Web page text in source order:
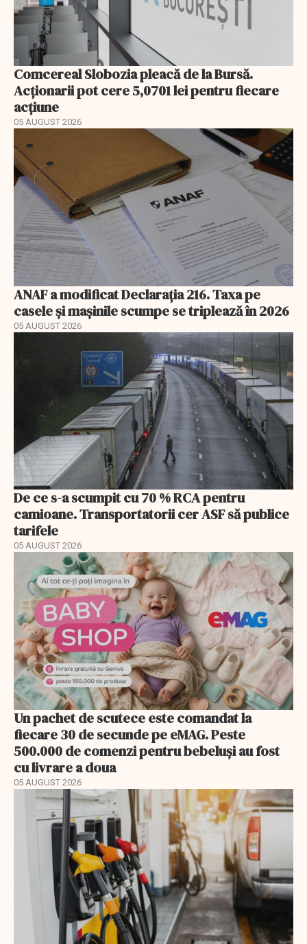
Comcereal Slobozia pleacă de la Bursă.
Acționarii pot cere 5,0701 lei pentru fiecare
acțiune
05 AUGUST 2026
ANAF a modificat Declarația 216. Taxa pe
casele și mașinile scumpe se triplează în 2026
05 AUGUST 2026
De ce s-a scumpit cu 70 % RCA pentru
camioane. Transportatorii cer ASF să publice
tarifele
05 AUGUST 2026
Un pachet de scutece este comandat la
fiecare 30 de secunde pe eMAG. Peste
500.000 de comenzi pentru bebeluși au fost
cu livrare a doua
05 AUGUST 2026